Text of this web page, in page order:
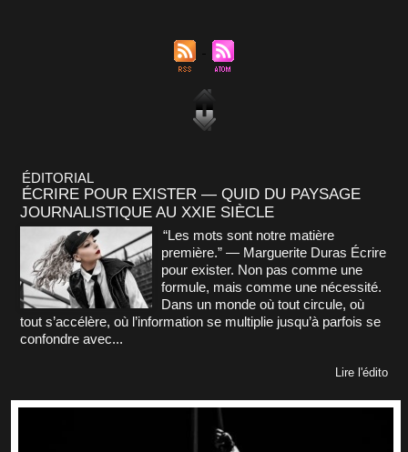
ÉDITORIAL
ÉCRIRE POUR EXISTER — QUID DU PAYSAGE
JOURNALISTIQUE AU XXIE SIÈCLE
“Les mots sont notre matière
première.” — Marguerite Duras Écrire
pour exister. Non pas comme une
formule, mais comme une nécessité.
Dans un monde où tout circule, où
tout s’accélère, où l’information se multiplie jusqu’à parfois se
confondre avec...
Lire l'édito